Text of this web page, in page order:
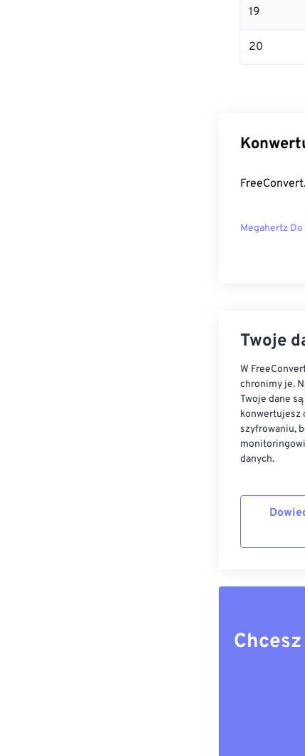
19
20
Megahertz
Twoje
W
chronimy je.
Twoje dane
konwertujesz
szyfrowaniu,
danych.